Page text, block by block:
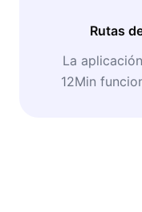
Rutas
La
12Min